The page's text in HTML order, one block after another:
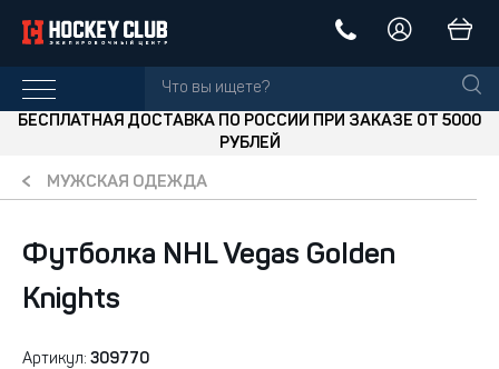
БЕСПЛАТНАЯ ДОСТАВКА ПО РОССИИ ПРИ ЗАКАЗЕ ОТ 5000
РУБЛЕЙ
МУЖСКАЯ ОДЕЖДА
Футболка NHL Vegas Golden
Knights
Артикул: 309770